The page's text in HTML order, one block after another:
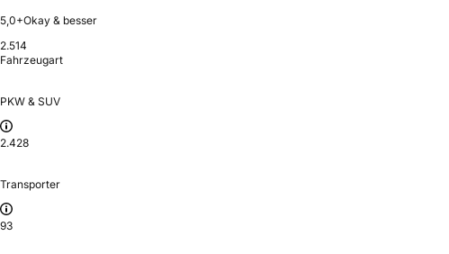
5,0+Okay & besser
2.514
Fahrzeugart
PKW & SUV
2.428
Transporter
93